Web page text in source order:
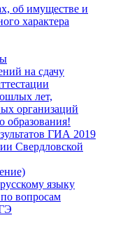
об имуществе и
характера
на сдачу
лет,
организаций
образования!
ГИА 2019
Свердловской
языку
вопросам